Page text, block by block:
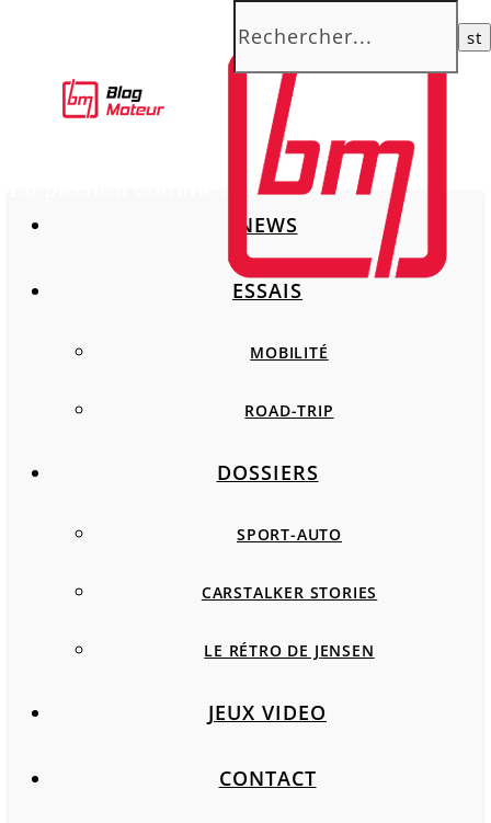
La passion comme moteur
NEWS
ESSAIS
MOBILITÉ
ROAD-TRIP
DOSSIERS
SPORT-AUTO
CARSTALKER STORIES
LE RÉTRO DE JENSEN
JEUX VIDEO
CONTACT